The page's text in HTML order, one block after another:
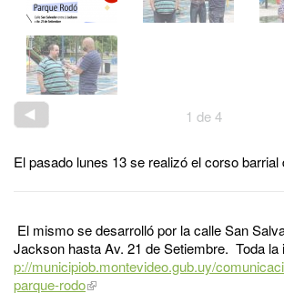
1 de4
El pasado lunes 13 se realizó el corso barrial
El mismo se desarrolló por la calle San
Jackson hasta Av. 21 de Setiembre. Toda la
p://municipiob.montevideo.gub.uy/
parque-rodo